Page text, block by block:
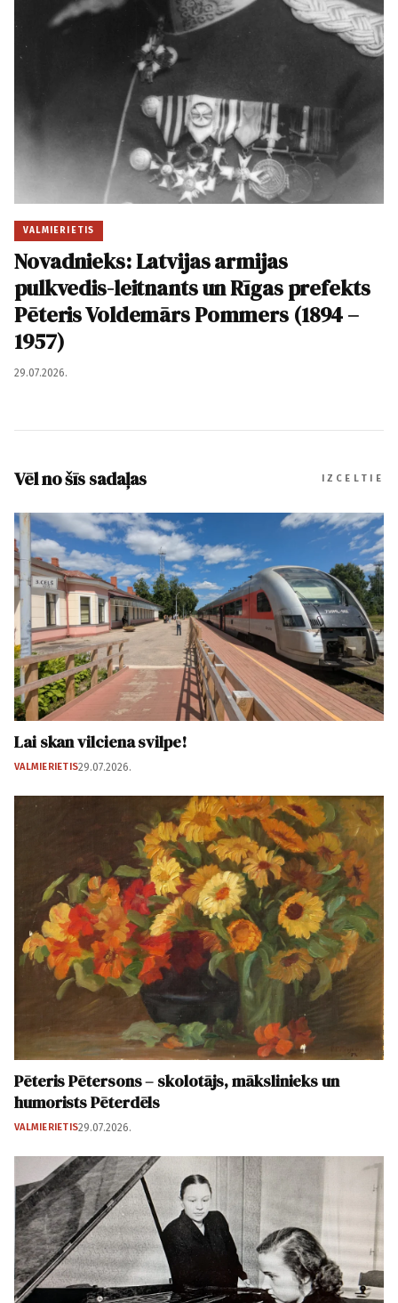
VALMIERIETIS
Novadnieks: Latvijas armijas
pulkvedis-leitnants un Rīgas prefekts
Pēteris Voldemārs Pommers (1894 –
1957)
29.07.2026.
Vēl no šīs sadaļas IZCELTIE
Lai skan vilciena svilpe!
VALMIERIETIS29.07.2026.
Pēteris Pētersons – skolotājs, mākslinieks un
humorists Pēterdēls
VALMIERIETIS29.07.2026.